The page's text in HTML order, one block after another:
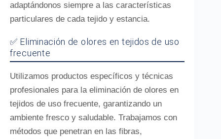
adaptándonos siempre a las características
particulares de cada tejido y estancia.
✅ Eliminación de olores en tejidos de uso
frecuente
Utilizamos productos específicos y técnicas
profesionales para la eliminación de olores en
tejidos de uso frecuente, garantizando un
ambiente fresco y saludable. Trabajamos con
métodos que penetran en las fibras,